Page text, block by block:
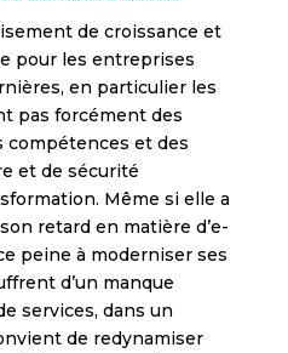
de croissance et
pour les entreprises
en particulier les
pas forcément des
compétences et des
et de sécurité
Même si elle a
retard en matière d’e-
peine à moderniser ses
d’un manque
services, dans un
de redynamiser